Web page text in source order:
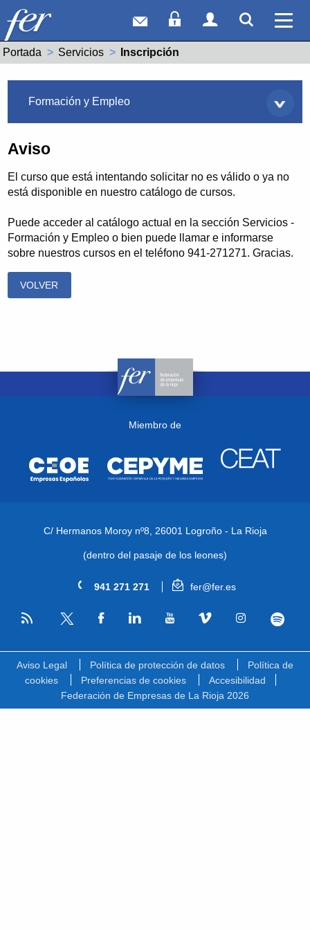
Correo webAcceso Socios
Acceso
Portada Servicios Actual:
Inscripción
Formación y Empleo
Aviso
El curso que está intentando solicitar no es válido o ya no
está disponible en nuestro catálogo de cursos.
Puede acceder al catálogo actual en la sección Servicios -
Formación y Empleo o bien puede llamar e informarse
sobre nuestros cursos en el teléfono 941-271271. Gracias.
VOLVER
Miembro de
C/ Hermanos Moroy nº8, 26001 Logroño - La Rioja
(dentro del pasaje de los leones)
941 271 271 fer@fer.es
RSS
Aviso Legal Política de protección de datos
Política de
cookies
Preferencias de cookies
Accesibilidad
Federación de Empresas de La Rioja 2026